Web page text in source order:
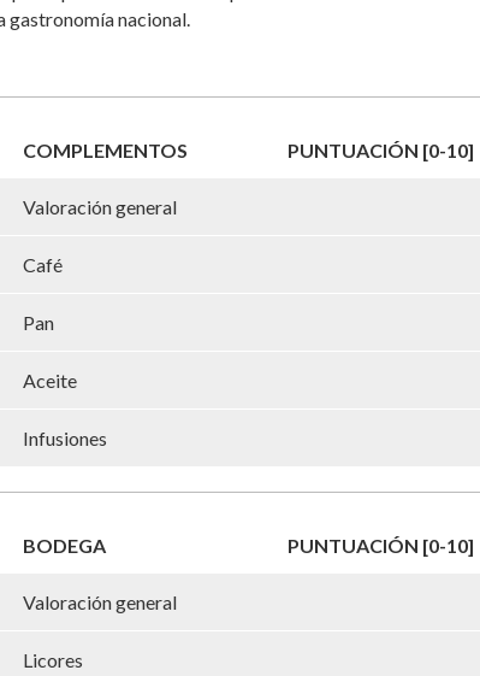
gastronomía nacional.
COMPLEMENTOS PUNTUACIÓN [0-10]
Valoración general
Café
Pan
Aceite
Infusiones
BODEGA PUNTUACIÓN [0-10]
Valoración general
Licores